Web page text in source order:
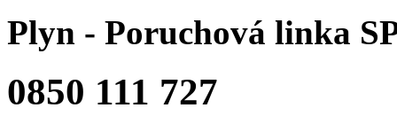
Plyn - Poruchová linka
0850 111 727